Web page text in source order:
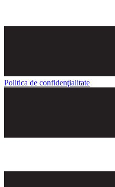
Politica de confidenţialitate